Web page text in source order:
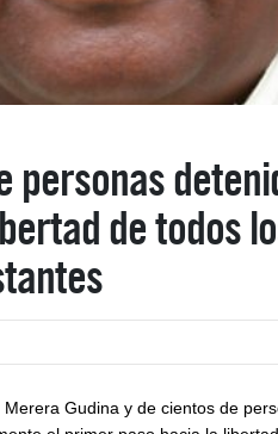
personas
de todos
Gudina y de cientos de